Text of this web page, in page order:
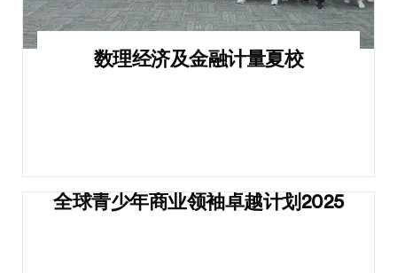
数理经济及金融计量夏校
全球青少年商业领袖卓越计划2025